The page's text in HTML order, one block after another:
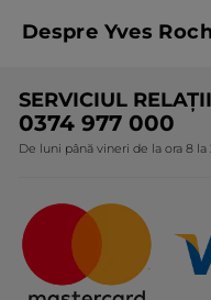
Termeni și condiții
Politica de
Protecția
Despre Yves
Expertiza noastră
Angajamentele
Întrebări frecvente
SERVICIUL
0374 977 000
De luni până vineri de la ora 8 la